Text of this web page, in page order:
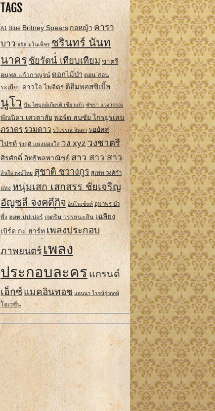
TAGS
A1 Blue Britney Spearsกอหญ้า คารา
บาว จรัล มโนเพ็ชร ชรินทร์ นันท
นาครชัยรัตน์ เทียบเทียม ชาตรี
ดนุพล แก้วกาญจน์ ดอกไม้ป่า ดอน สอน
ระเบียบ ดาวใจ ไพจิตร ดิอิมพอสซิเบิ้ล
นูโว ปั่น ไพบูลย์เกียรติ เขียวแก้ว พัชรา แวงวรรณ
พัณนิดา เศวตาสัย ฟอร์ด สบชัย ไกรยูรเสน
ภราดร รวมดาว รวิวรรณ จินดา รอยัลส
ไปรท์ รุ่งฤดี แพ่งผ่องใส วง xyz วงชาตรี
ศิรศักดิ์ อิทธิพลพาณิชย์สาว สาว สาว
สินใจ หงษ์ไทย สุชาติ ชวางกูร สุเทพ วงศ์กํา
แหง หนุ่มเสก เสกสรร ชัยเจริญ
อัญชลี จงคดีกิจ อินโนเซ้นท์ อุมาพร บัว
พึ่ง ฮอทเปปเปอร์ เจตริน วรรธนะสิน เฉลียง
เบิร์ด กะ ฮาร์ท เพลงประกอบ
ภาพยนตร์เพลง
ประกอบละคร แกรนด์
เอ็กซ์แมคอินทอช แอนนา โรจน์รุ่งฤกษ์
โอเวชั่น